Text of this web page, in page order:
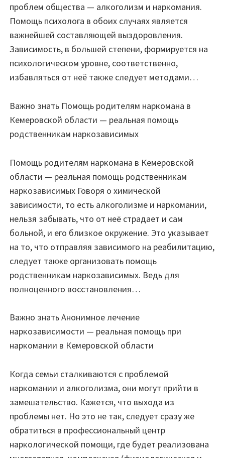
проблем общества — алкоголизм и наркомания.
Помощь психолога в обоих случаях является
важнейшей составляющей выздоровления.
Зависимость, в большей степени, формируется на
психологическом уровне, соответственно,
избавляться от неё также следует методами…
Важно знать Помощь родителям наркомана в
Кемеровской области — реальная помощь
родственникам наркозависимых
Помощь родителям наркомана в Кемеровской
области — реальная помощь родственникам
наркозависимых Говоря о химической
зависимости, то есть алкоголизме и наркомании,
нельзя забывать, что от неё страдает и сам
больной, и его близкое окружение. Это указывает
на то, что отправляя зависимого на реабилитацию,
следует также организовать помощь
родственникам наркозависимых. Ведь для
полноценного восстановления…
Важно знать Анонимное лечение
наркозависимости — реальная помощь при
наркомании в Кемеровской области
Когда семьи сталкиваются с проблемой
наркомании и алкоголизма, они могут прийти в
замешательство. Кажется, что выхода из
проблемы нет. Но это не так, следует сразу же
обратиться в профессиональный центр
наркологической помощи, где будет реализована